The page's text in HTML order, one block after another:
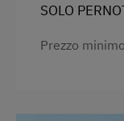
Parco
SOLO
Prezzo